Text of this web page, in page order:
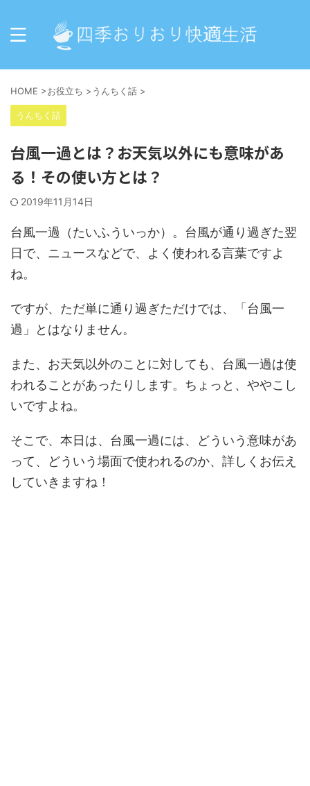
HOME >お役立ち >うんちく話 >
うんちく話
台風一過とは？お天気以外にも意味があ
る！その使い方とは？
2019年11月14日
台風一過（たいふういっか）。台風が通り過ぎた翌
日で、ニュースなどで、よく使われる言葉ですよ
ね。
ですが、ただ単に通り過ぎただけでは、「台風一
過」とはなりません。
また、お天気以外のことに対しても、台風一過は使
われることがあったりします。ちょっと、ややこし
いですよね。
そこで、本日は、台風一過には、どういう意味があ
って、どういう場面で使われるのか、詳しくお伝え
していきますね！